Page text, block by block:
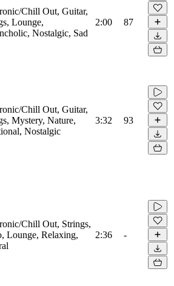
Chill Out, Guitar,
Lounge,
Nostalgic, Sad
2:00 87
Chill Out, Guitar,
Mystery, Nature,
Nostalgic
3:32 93
Chill Out, Strings,
Lounge, Relaxing,
2:36 -